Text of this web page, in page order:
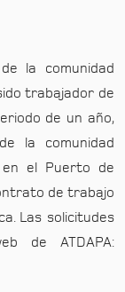
la comunidad
trabajador de
de un año,
la comunidad
el Puerto de
de trabajo
Las solicitudes
de ATDAPA: